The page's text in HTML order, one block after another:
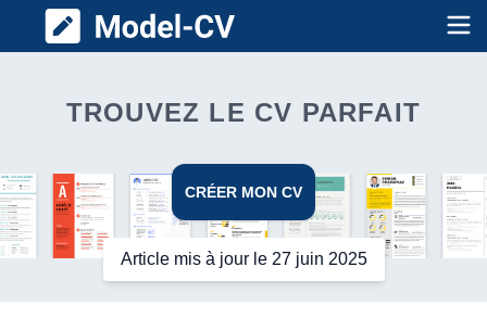
Model CV
TROUVEZ LE CV PARFAIT
CRÉER MON CV
Article mis à jour le 27 juin 2025